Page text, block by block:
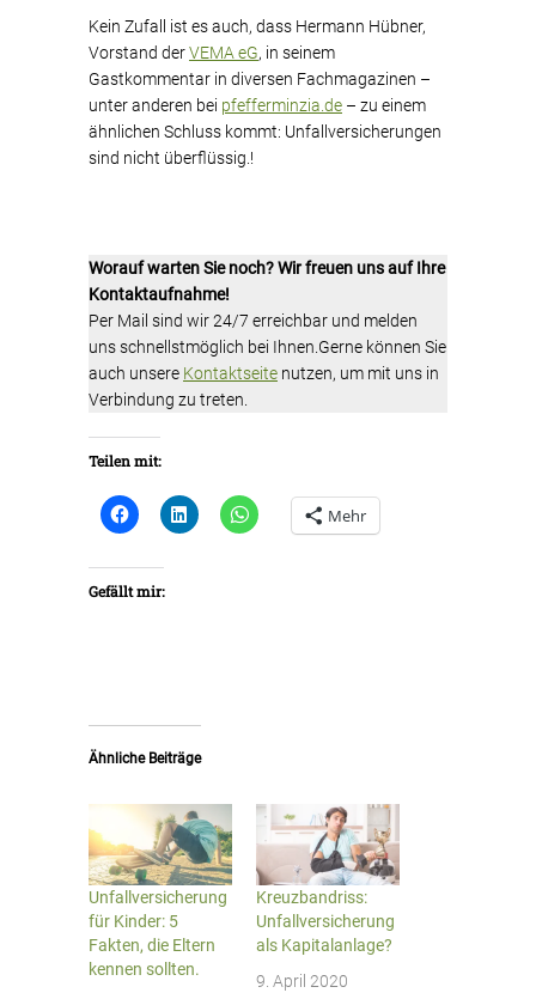
Kein Zufall ist es auch, dass Hermann Hübner,
Vorstand derVEMA eG, in seinem
Gastkommentar in diversen Fachmagazinen –
unter anderen bei pfefferminzia.de – zu einem
ähnlichen Schluss kommt: Unfallversicherungen
sind nicht überflüssig.!
Worauf warten Sie noch? Wir freuen uns auf Ihre
Kontaktaufnahme!
Per Mail sind wir 24/7 erreichbar und melden
uns schnellstmöglich bei Ihnen.Gerne können Sie
auch unsere Kontaktseite nutzen, um mit uns in
Verbindung zu treten.
Teilen mit:
Mehr
Gefällt mir:
Ähnliche Beiträge
Unfallversicherung
für Kinder: 5
Fakten, die Eltern
kennen sollten.
Kreuzbandriss:
Unfallversicherung
als Kapitalanlage?
9. April 2020